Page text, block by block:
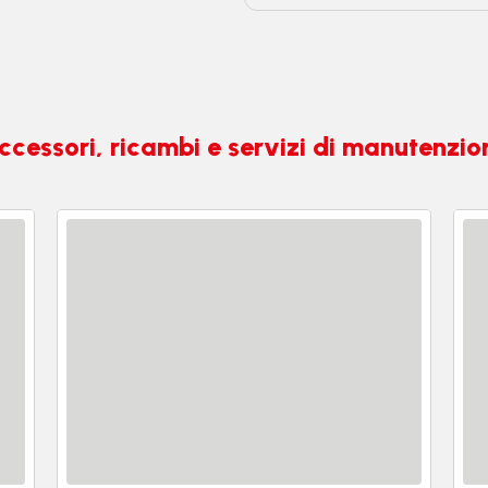
ricambi e servizi di